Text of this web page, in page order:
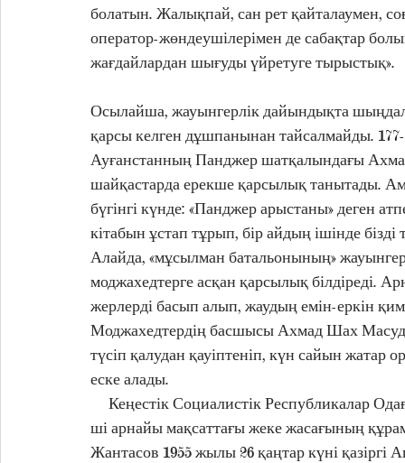
болатын. Жалықпай, сан рет қайталаумен,
оператор-жөндеушілерімен де сабақтар
жағдайлардан шығуды үйретуге тырыстық».
Осылайша, жауынгерлік дайындықта
қарсы келген дұшпанынан тайсалмайды.
Ауғанстанның Панджер шатқалындағы
шайқастарда ерекше қарсылық танытады.
бүгінгі күнде: «Панджер арыстаны» деген
кітабын ұстап тұрып, бір айдың ішінде
Алайда, «мұсылман батальонының»
моджахедтерге асқан қарсылық білдіреді.
жерлерді басып алып, жаудың емін-еркін
Моджахедтердің басшысы Ахмад Шах
түсіп қалудан қауіптеніп, күн сайын жатар
еске алады.
ші арнайы мақсаттағы жеке жасағының
Жантасов 1955 жылы 26 қаңтар күні